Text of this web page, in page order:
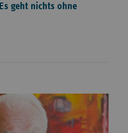
geht nichts ohne